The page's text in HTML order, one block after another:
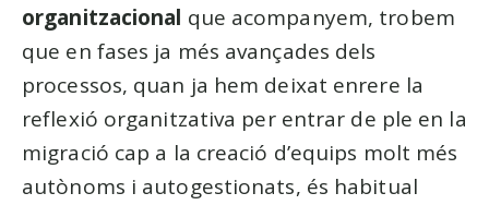
organitzacional que acompanyem, trobem
que en fases ja més avançades dels
processos, quan ja hem deixat enrere la
reflexió organitzativa per entrar de ple en la
migració cap a la creació d’equips molt més
autònoms i autogestionats, és habitual